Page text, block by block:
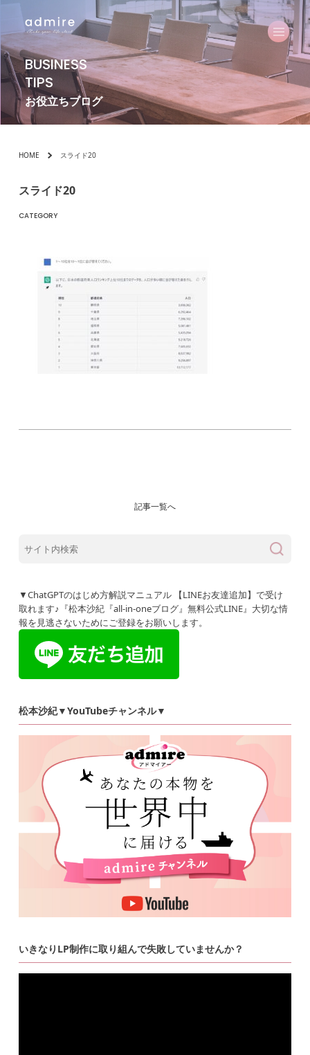
BUSINESS
TIPS
お役立ちブログ
HOME スライド20
スライド20
CATEGORY
記事一覧へ
▼ChatGPTのはじめ方解説マニュアル 【LINEお友達追加】で受け
取れます♪『松本沙紀『all-in-oneブログ』無料公式LINE』大切な情
報を見逃さないためにご登録をお願いします。
松本沙紀▼YouTubeチャンネル▼
いきなりLP制作に取り組んで失敗していませんか？
動